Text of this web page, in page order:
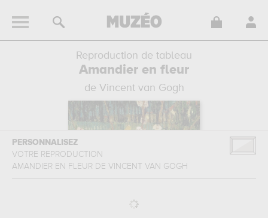
Reproduction de tableau
Amandier en fleur
de Vincent van Gogh
PERSONNALISEZ
VOTRE REPRODUCTION
AMANDIER EN FLEUR DE VINCENT VAN GOGH